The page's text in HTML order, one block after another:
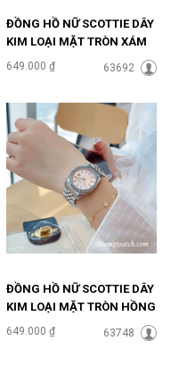
ĐỒNG HỒ NỮ SCOTTIE DÂY
KIM LOẠI MẶT TRÒN XÁM
THỜI THƯỢNG ĐHĐ48302
649.000 ₫ 63692
ĐỒNG HỒ NỮ SCOTTIE DÂY
KIM LOẠI MẶT TRÒN HỒNG
PASTEL ĐHĐ48301
649.000 ₫ 63748